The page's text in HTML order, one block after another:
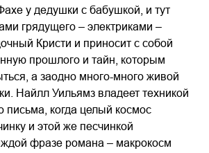
у дедушки с бабушкой, и тут
грядущего – электриками –
Кристи и приносит с собой
прошлого и тайн, которым
а заодно много-много живой
Найлл Уильямз владеет техникой
письма, когда целый космос
и этой же песчинкой
фразе романа – макрокосм